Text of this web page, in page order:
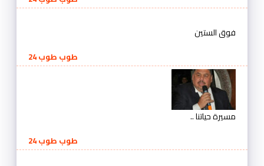
فوق الستين
طوب طوب 24
مسيرة حياتنا ..
طوب طوب 24